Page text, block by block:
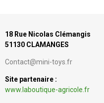
18 Rue Nicolas Clémangis
51130 CLAMANGES
Contact@mini-toys.fr
Site partenaire :
www.laboutique-agricole.fr